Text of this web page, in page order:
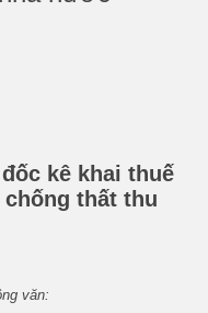
kê khai thuế
chống thất thu
văn: